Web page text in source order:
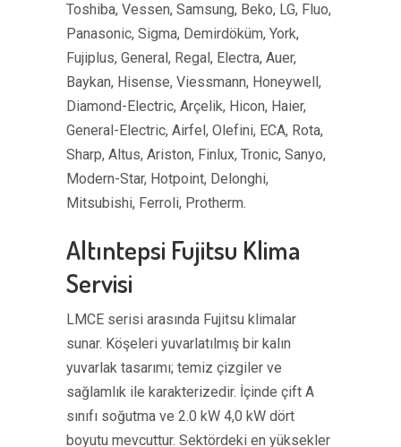
Toshiba, Vessen, Samsung, Beko, LG, Fluo,
Panasonic, Sigma, Demirdöküm, York,
Fujiplus, General, Regal, Electra, Auer,
Baykan, Hisense, Viessmann, Honeywell,
Diamond-Electric, Arçelik, Hicon, Haier,
General-Electric, Airfel, Olefini, ECA, Rota,
Sharp, Altus, Ariston, Finlux, Tronic, Sanyo,
Modern-Star, Hotpoint, Delonghi,
Mitsubishi, Ferroli, Protherm.
Altıntepsi Fujitsu Klima
Servisi
LMCE serisi arasında Fujitsu klimalar
sunar. Köşeleri yuvarlatılmış bir kalın
yuvarlak tasarımı; temiz çizgiler ve
sağlamlık ile karakterizedir. İçinde çift A
sınıfı soğutma ve 2.0 kW 4,0 kW dört
boyutu mevcuttur. Sektördeki en yüksekler